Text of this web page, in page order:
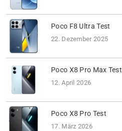
Poco F8 Ultra Test
22. Dezember 2025
Poco X8 Pro Max Test
12. April 2026
Poco X8 Pro Test
17. März 2026